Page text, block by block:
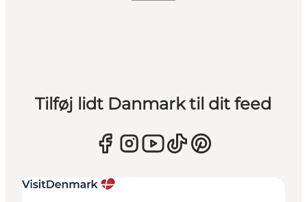
Tilføj lidt Danmark til dit feed